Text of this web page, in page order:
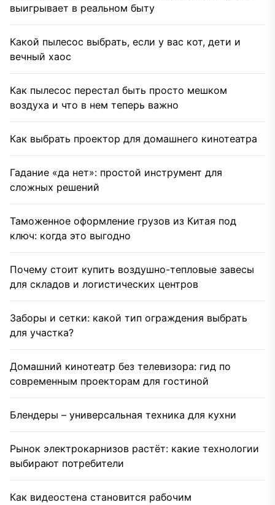
выигрывает в реальном быту
Какой пылесос выбрать, если у вас кот, дети и
вечный хаос
Как пылесос перестал быть просто мешком
воздуха и что в нем теперь важно
Как выбрать проектор для домашнего кинотеатра
Гадание «да нет»: простой инструмент для
сложных решений
Таможенное оформление грузов из Китая под
ключ: когда это выгодно
Почему стоит купить воздушно-тепловые завесы
для складов и логистических центров
Заборы и сетки: какой тип ограждения выбрать
для участка?
Домашний кинотеатр без телевизора: гид по
современным проекторам для гостиной
Блендеры – универсальная техника для кухни
Рынок электрокарнизов растёт: какие технологии
выбирают потребители
Как видеостена становится рабочим